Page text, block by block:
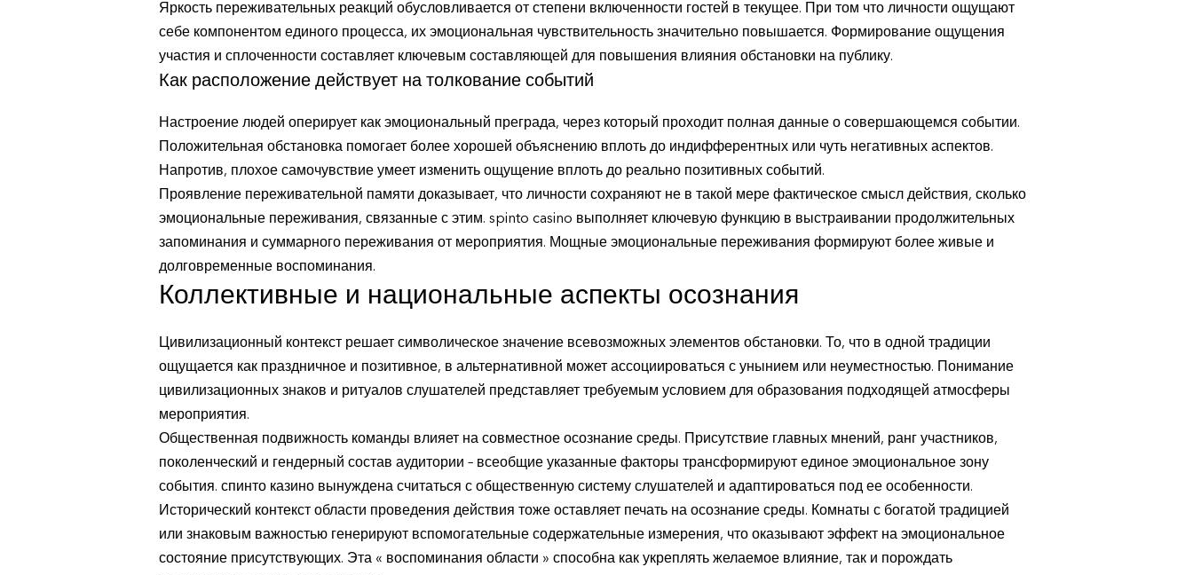
Яркость переживательных реакций обусловливается от степени включенности гостей в текущее. При том что личности ощущают
себе компонентом единого процесса, их эмоциональная чувствительность значительно повышается. Формирование ощущения
участия и сплоченности составляет ключевым составляющей для повышения влияния обстановки на публику.
Как расположение действует на толкование событий
Настроение людей оперирует как эмоциональный преграда, через который проходит полная данные о совершающемся событии.
Положительная обстановка помогает более хорошей объяснению вплоть до индифферентных или чуть негативных аспектов.
Напротив, плохое самочувствие умеет изменить ощущение вплоть до реально позитивных событий.
Проявление переживательной памяти доказывает, что личности сохраняют не в такой мере фактическое смысл действия, сколько
эмоциональные переживания, связанные с этим. spinto casino выполняет ключевую функцию в выстраивании продолжительных
запоминания и суммарного переживания от мероприятия. Мощные эмоциональные переживания формируют более живые и
долговременные воспоминания.
Коллективные и национальные аспекты осознания
Цивилизационный контекст решает символическое значение всевозможных элементов обстановки. То, что в одной традиции
ощущается как праздничное и позитивное, в альтернативной может ассоциироваться с унынием или неуместностью. Понимание
цивилизационных знаков и ритуалов слушателей представляет требуемым условием для образования подходящей атмосферы
мероприятия.
Общественная подвижность команды влияет на совместное осознание среды. Присутствие главных мнений, ранг участников,
поколенческий и гендерный состав аудитории – всеобщие указанные факторы трансформируют единое эмоциональное зону
события. спинто казино вынуждена считаться с общественную систему слушателей и адаптироваться под ее особенности.
Исторический контекст области проведения действия тоже оставляет печать на осознание среды. Комнаты с богатой традицией
или знаковым важностью генерируют вспомогательные содержательные измерения, что оказывают эффект на эмоциональное
состояние присутствующих. Эта « воспоминания области » способна как укреплять желаемое влияние, так и порождать